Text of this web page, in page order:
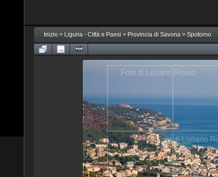
Inizio > Liguria - Città e Paesi > Provincia di Savona > Spotorno